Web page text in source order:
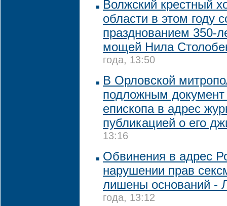
Волжский крестный
области в этом году
празднованием 350-
мощей Нила
года, 13:50
В Орловской
подложным документ
епископа в адрес
публикацией о его
13:16
Обвинения в адрес
нарушении прав
лишены оснований -
года, 13:12